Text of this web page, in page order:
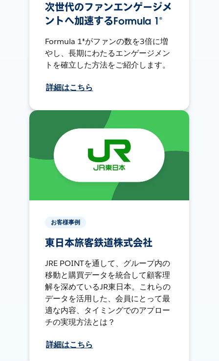
次世代のファンエンゲージメ
ントへ加速するFormula 1®
Formula 1®がファンの数を3倍に増
やし、長期にわたるエンゲージメン
トを確立した方法をご紹介します。
詳細はこちら
お客様事例
東日本旅客鉄道株式会社
JRE POINTを通して、グループ内の
移動と購買データを統合して顧客理
解を深めているJR東日本。これらの
データを活用した、会員にとって最
適な内容、タイミングでのアプロー
チの実現方法とは？
詳細はこちら